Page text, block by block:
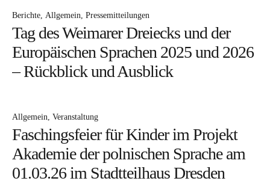
Kontakt
Impressum
Datenschutzerklärung
Die
Xing
Berichte Allgemein Pressemitteilungen
Tag des Weimarer Dreiecks und der
Europäischen Sprachen 2025 und 2026
– Rückblick und Ausblick
Allgemein Veranstaltung
Faschingsfeier für Kinder im Projekt
Akademie der polnischen Sprache am
01.03.26 im Stadtteilhaus Dresden